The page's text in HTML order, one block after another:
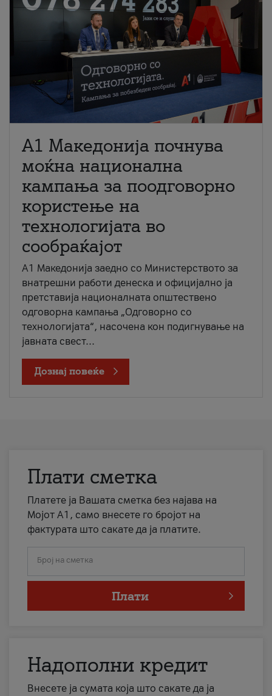
A1 Македонија почнува
моќна национална
кампања за поодговорно
користење на
технологијата во
сообраќајот
A1 Македонија заедно со Министерството за
внатрешни работи денеска и официјално ја
претставија националната општествено
одговорна кампања „Одговорно со
технологијата“, насочена кон подигнување на
јавната свест...
Дознај повеќе
Плати сметка
Платете ја Вашата сметка без најава на
Мојот А1, само внесете го бројот на
фактурата што сакате да ја платите.
Број на сметка
Плати
Надополни кредит
Внесете ја сумата која што сакате да ја